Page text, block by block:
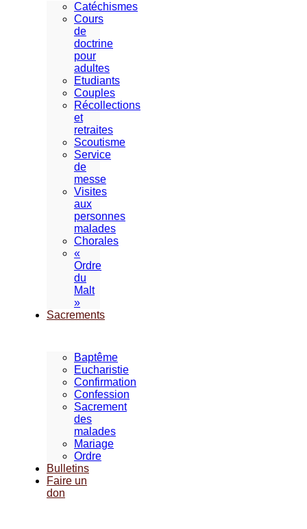
Catéchismes
Cours
de
doctrine
pour
adultes
Etudiants
Couples
Récollections
et
retraites
Scoutisme
Service
de
messe
Visites
aux
personnes
malades
Chorales
«
Ordre
du
Malt
»
Sacrements
Baptême
Eucharistie
Confirmation
Confession
Sacrement
des
malades
Mariage
Ordre
Bulletins
Faire un
don